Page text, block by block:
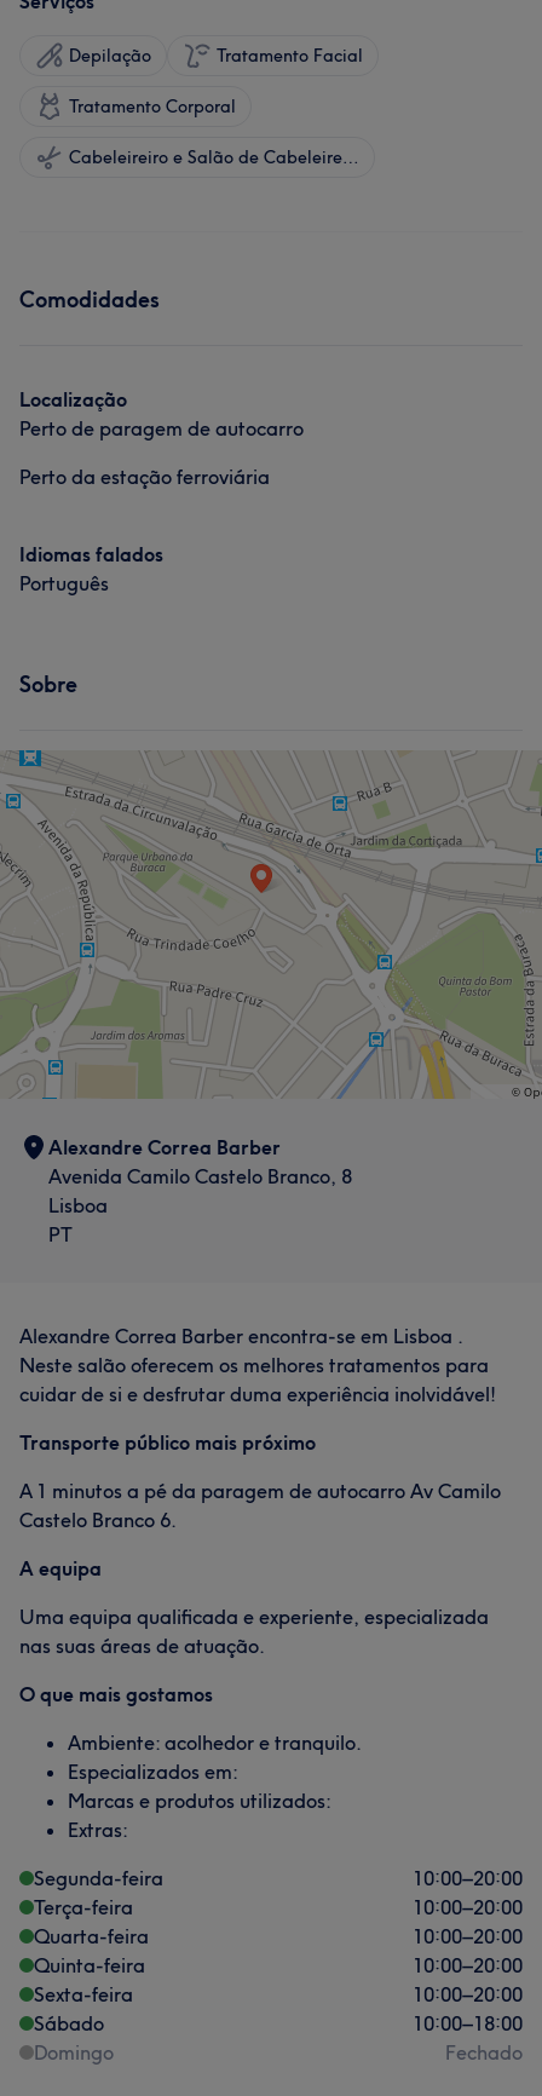
Depilação Tratamento Facial
Tratamento Corporal
Cabeleireiro e Salão de Cabeleireiro
Comodidades
Localização
Perto de paragem de autocarro
Perto da estação ferroviária
Idiomas falados
Português
Sobre
Alexandre Correa Barber
Avenida Camilo Castelo Branco, 8
Lisboa
PT
Alexandre Correa Barber encontra-se em Lisboa .
Neste salão oferecem os melhores tratamentos para
cuidar de si e desfrutar duma experiência inolvidável!
Transporte público mais próximo
A 1 minutos a pé da paragem de autocarro Av Camilo
Castelo Branco 6.
A equipa
Uma equipa qualificada e experiente, especializada
nas suas áreas de atuação.
O que mais gostamos
Ambiente: acolhedor e tranquilo.
Especializados em:
Marcas e produtos utilizados:
Extras:
Segunda-feira
10:00–20:00
Terça-feira
10:00–20:00
Quarta-feira
10:00–20:00
Quinta-feira
10:00–20:00
Sexta-feira
10:00–20:00
Sábado
10:00–18:00
Domingo
Fechado